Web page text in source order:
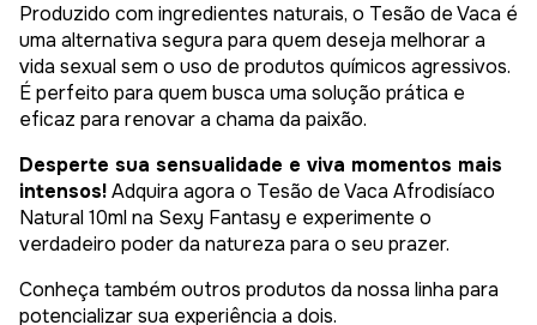
Produzido com ingredientes naturais, o Tesão de Vaca é
uma alternativa segura para quem deseja melhorar a
vida sexual sem o uso de produtos químicos agressivos.
É perfeito para quem busca uma solução prática e
eficaz para renovar a chama da paixão.
Desperte sua sensualidade e viva momentos mais
intensos!Adquira agora o Tesão de Vaca Afrodisíaco
Natural 10ml na Sexy Fantasy e experimente o
verdadeiro poder da natureza para o seu prazer.
Conheça também outros produtos da nossa linha para
potencializar sua experiência a dois.